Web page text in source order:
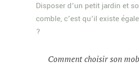
Disposer d’un petit jardin et
comble, c’est qu’il existe
?
Comment choisir son